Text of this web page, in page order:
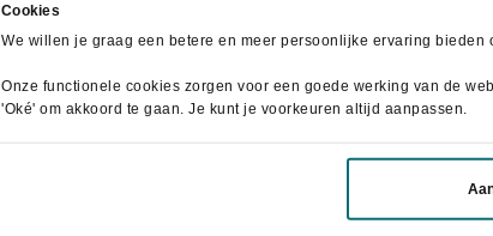
Cookies
We willen je graag een betere en meer persoonlijke ervaring
Onze functionele cookies zorgen voor een goede werking van de
'Oké' om akkoord te gaan. Je kunt je voorkeuren altijd aanpassen.